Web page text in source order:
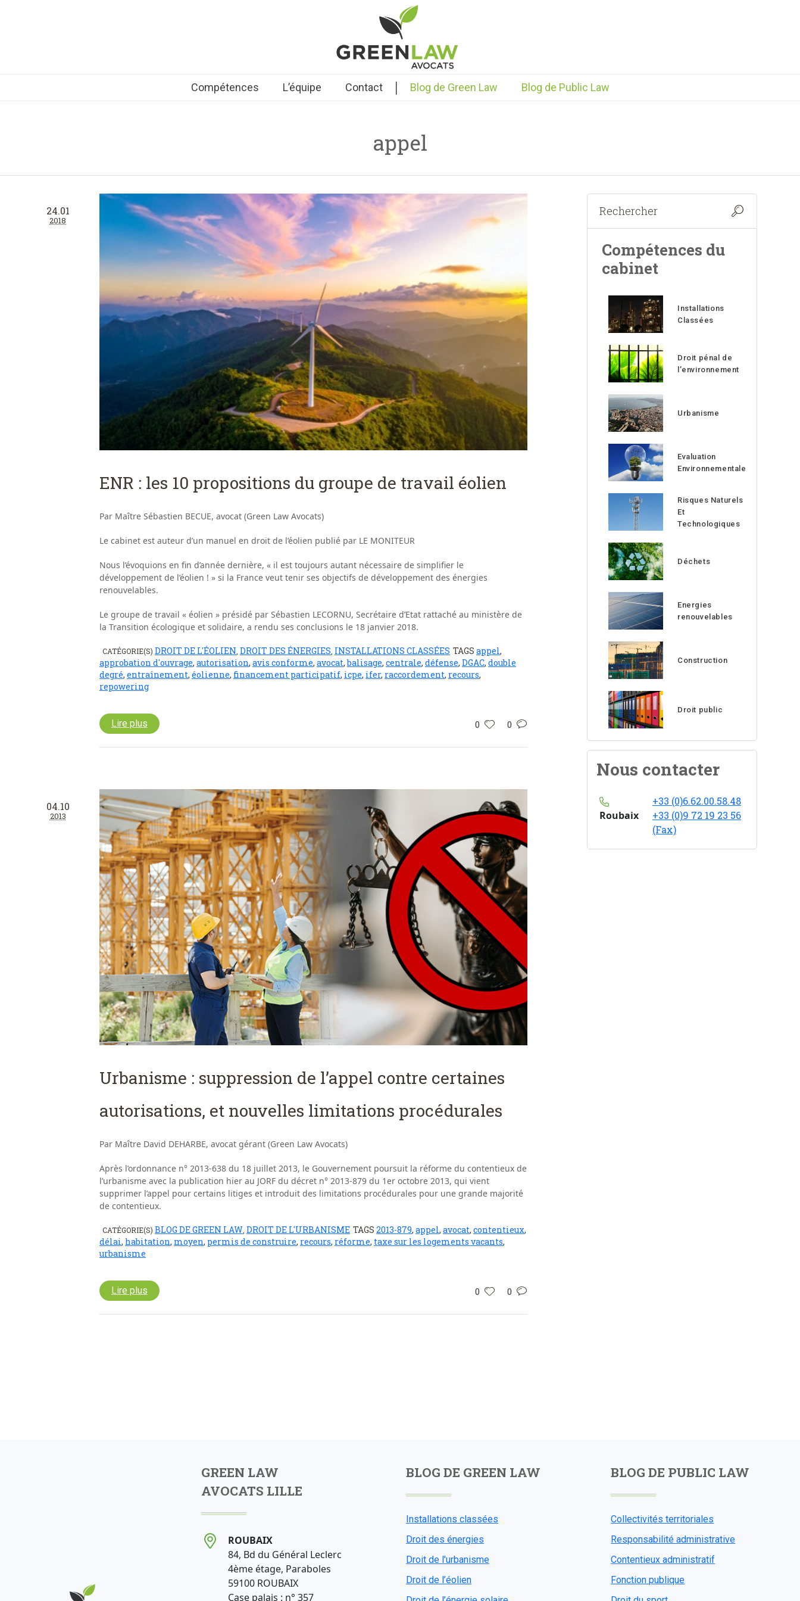
Compétences L’équipe Contact | Blog de Green Law Blog de Public Law
appel
24.01
2018
ENR : les 10 propositions du groupe de travail éolien
Par Maître Sébastien BECUE, avocat (Green Law Avocats)
Le cabinet est auteur d’un manuel en droit de l’éolien publié par LE MONITEUR
Nous l’évoquions en fin d’année dernière, « il est toujours autant nécessaire de simplifier le
développement de l’éolien ! » si la France veut tenir ses objectifs de développement des énergies
renouvelables.
Le groupe de travail « éolien » présidé par Sébastien LECORNU, Secrétaire d’Etat rattaché au ministère de
la Transition écologique et solidaire, a rendu ses conclusions le 18 janvier 2018.
CATÉGORIE(S) DROIT DE L'ÉOLIEN DROIT DES ÉNERGIES INSTALLATIONS CLASSÉES TAGS appel,
approbation d'ouvrage, autorisation, avis conforme, avocat,balisage, centrale, défense, DGAC, double
degré, entraînement, éolienne, financement participatif, icpe, ifer, raccordement, recours,
repowering
0 0
Lire plus
04.10
2013
Urbanisme : suppression de l’appel contre certaines
autorisations, et nouvelles limitations procédurales
Par Maître David DEHARBE, avocat gérant (Green Law Avocats)
Après l’ordonnance n° 2013-638 du 18 juillet 2013, le Gouvernement poursuit la réforme du contentieux de
l’urbanisme avec la publication hier au JORF du décret n° 2013-879 du 1er octobre 2013, qui vient
supprimer l’appel pour certains litiges et introduit des limitations procédurales pour une grande majorité
de contentieux.
CATÉGORIE(S) BLOG DE GREEN LAW, DROIT DE L'URBANISME TAGS 2013-879, appel, avocat, contentieux,
délai, habitation, moyen, permis de construire, recours, réforme, taxe sur les logements vacants,
urbanisme
0 0
Lire plus
Compétences du
cabinet
Installations
Classées
Droit pénal de
l’environnement
Urbanisme
Evaluation
Environnementale
Risques Naturels
Et
Technologiques
Déchets
Energies
renouvelables
Construction
Droit public
Nous contacter
Roubaix
+33 (0)6.62.00.58.48
+33 (0)9 72 19 23 56
(Fax)
GREEN LAW
AVOCATS LILLE
ROUBAIX
84, Bd du Général Leclerc
4ème étage, Paraboles
59100 ROUBAIX
Case palais : n° 357
BLOG DE GREEN LAW
Installations classées
Droit des énergies
Droit de l'urbanisme
Droit de l’éolien
BLOG DE PUBLIC LAW
Collectivités territoriales
Responsabilité administrative
Contentieux administratif
Fonction publique